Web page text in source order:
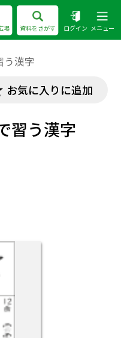
場 資料をさがす ログイン メニュー
う漢字
お気に入りに追加
習う漢字